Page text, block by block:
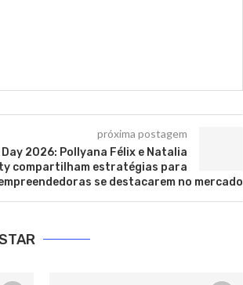
próxima postagem
Day 2026: Pollyana Félix e Natalia
compartilham estratégias para
se destacarem no mercado